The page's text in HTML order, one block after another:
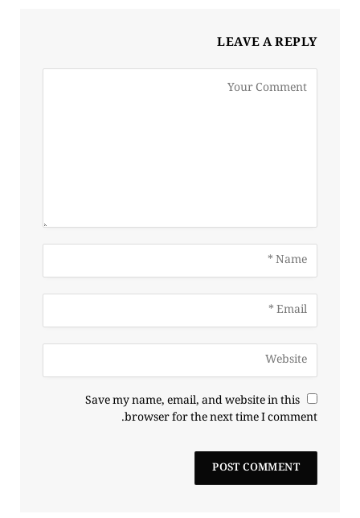
LEAVE A REPLY
Save my name, email, and website in this
browser for the next time I comment.